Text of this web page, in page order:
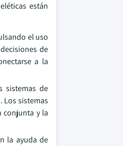
están
el uso
de
a la
sistemas de
Los sistemas
conjunta y la
la ayuda de